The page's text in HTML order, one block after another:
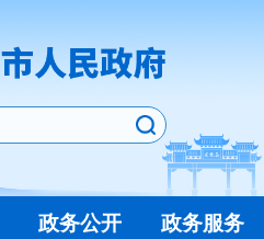
政务公开
政务服务